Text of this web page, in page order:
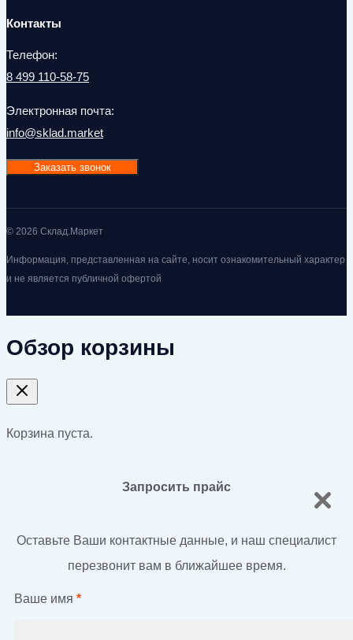
Контакты
Телефон:
8 499 110-58-75
Электронная почта:
info@sklad.market
Заказать звонок
© 2026 Склад.Маркет
Информация, представленная на сайте, носит ознакомительный характер
и не является публичной офертой
Обзор корзины
Корзина пуста.
Запросить прайс
Оставьте Ваши контактные данные, и наш специалист
перезвонит вам в ближайшее время.
Ваше имя *